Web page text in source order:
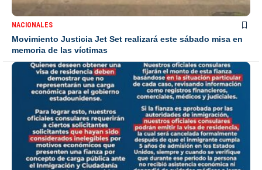
NACIONALES
Movimiento Justicia Jet Set realizará este sábado misa en
memoria de las víctimas